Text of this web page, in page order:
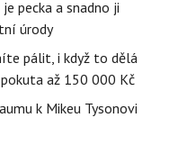
pecka a snadno ji
úrody
pálit, i když to dělá
až 150 000 Kč
k Mikeu Tysonovi